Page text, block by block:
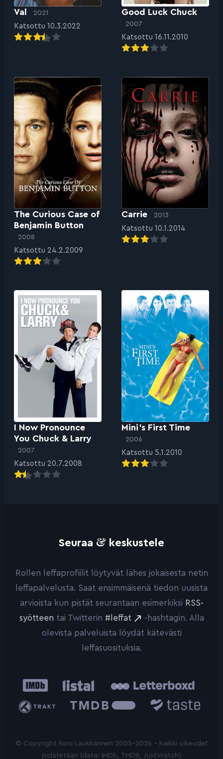
Val 2021
Katsottu 10.3.2022
Good Luck Chuck
2007
Katsottu 16.11.2010
The Curious Case of
Benjamin Button
2008
Katsottu 24.2.2009
Carrie 2013
Katsottu 10.1.2014
I Now Pronounce
You Chuck & Larry
2007
Katsottu 20.7.2008
Mini’s First Time
2006
Katsottu 5.1.2010
Seuraa & keskustele
Rollen leffaprofiilit löytyvät lähes jokaisesta netin
leffapalvelusta. Saat ensimmäisenä tiedon uusista
arvioista kun pistät seurantaan esimerkiksi RSS-
syötteen tai Twitterin #leffat
-hashtagin. Alla
olevista palveluista löydät kätevästi
leffasuosituksia.
IMDb Listal
Trakt
Database
© Copyright Roni Laukkarinen 2005-2026 - Kaikki oikeudet
pidätetään (data: IMDb, TMDB, JustWatch)